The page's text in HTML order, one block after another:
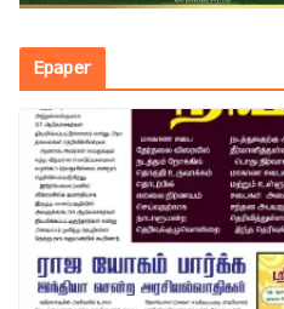
Epaper